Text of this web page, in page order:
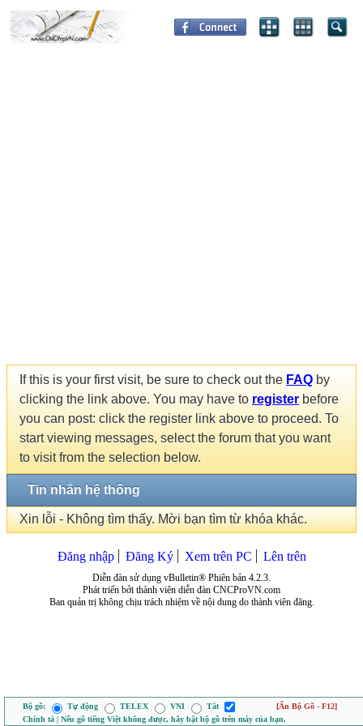
If this is your first visit, be sure to check out the FAQ by
clicking the link above. You may have to register before
you can post: click the register link above to proceed. To
start viewing messages, select the forum that you want
to visit from the selection below.
Tin nhắn hệ thống
Xin lỗi - Không tìm thấy. Mời bạn tìm từ khóa khác.
Đăng nhập Đăng Ký Xem trên PC Lên trên
Diễn đàn sử dụng vBulletin® Phiên bản 4.2.3.
Phát triển bởi thành viên diễn đàn CNCProVN.com
Ban quản trị không chịu trách nhiệm về nội dung do thành viên đăng.
Bộ gõ: Tự động TELEX VNI Tắt
[Ẩn Bộ Gõ - F12]
Chính tả | Nếu gõ tiếng Việt không được, hãy bật bộ gõ trên máy của bạn.